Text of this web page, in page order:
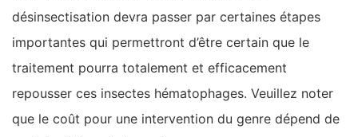
désinsectisation devra passer par certaines étapes
importantes qui permettront d’être certain que le
traitement pourra totalement et efficacement
repousser ces insectes hématophages. Veuillez noter
que le coût pour une intervention du genre dépend de